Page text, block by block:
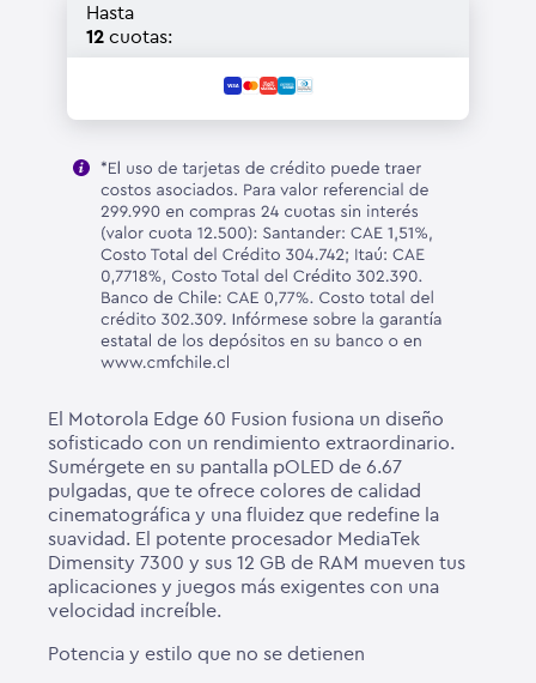
Hasta
12 cuotas:
El Motorola Edge 60 Fusion fusiona un diseño
sofisticado con un rendimiento extraordinario.
Sumérgete en su pantalla pOLED de 6.67
pulgadas, que te ofrece colores de calidad
cinematográfica y una fluidez que redefine la
suavidad. El potente procesador MediaTek
Dimensity 7300 y sus 12 GB de RAM mueven tus
aplicaciones y juegos más exigentes con una
velocidad increíble.
Potencia y estilo que no se detienen